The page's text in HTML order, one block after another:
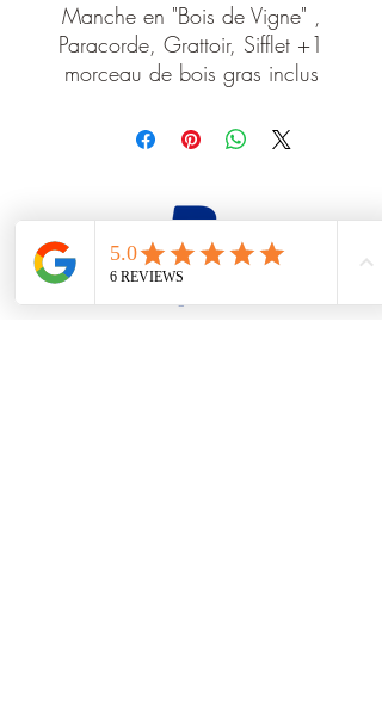
Manche en "Bois de Vigne" ,
Paracorde, Grattoir, Sifflet +1
morceau de bois gras inclus